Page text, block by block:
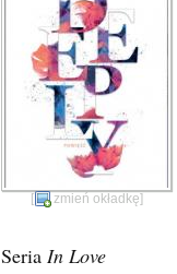
[ zmień okładkę]
Seria In Love